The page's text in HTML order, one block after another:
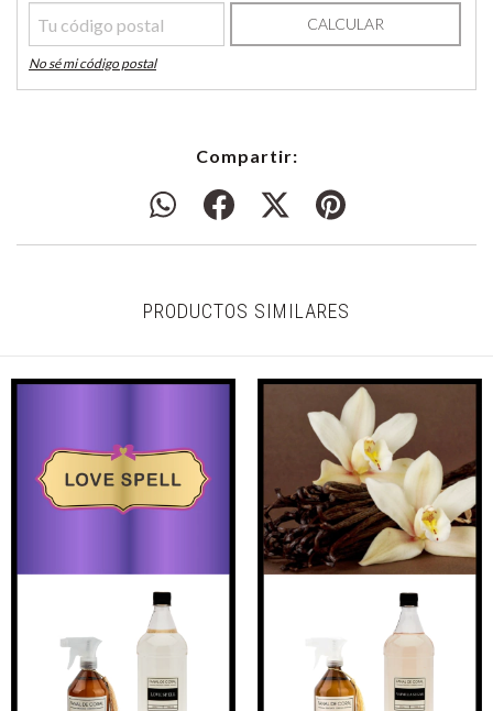
CALCULAR
No sé mi código postal
Compartir:
PRODUCTOS SIMILARES